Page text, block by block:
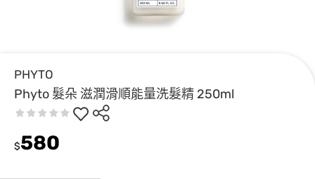
PHYTO
Phyto 髮朵 滋潤滑順能量洗髮精 250ml
$580